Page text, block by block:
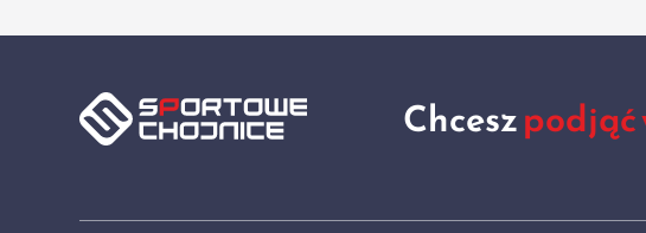
Chceszpodjąć